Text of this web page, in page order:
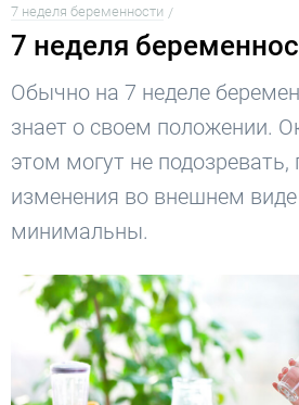
7 неделя беременности
7 неделя
Обычно на 7 неделе
знает о своем положении.
этом могут не подозревать,
изменения во внешнем
минимальны.